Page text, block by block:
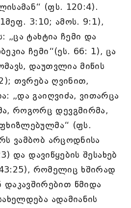
(ფს. 120:4).
3:10; ამოს. 9:1),
„ცა ტახტია ჩემი და
ჩემი“(ეს. 66: 1), ცა
დაუთვლია მიწის
თვრება ღვინით,
„და გაიღვიძა, ვითარცა
როგორც დევგმირმა,
(ფს.
ვამბობ არცოდნისა
და დავიწყების შესახებ
რომელიც ხშირად
წმიდა
ადამიანის